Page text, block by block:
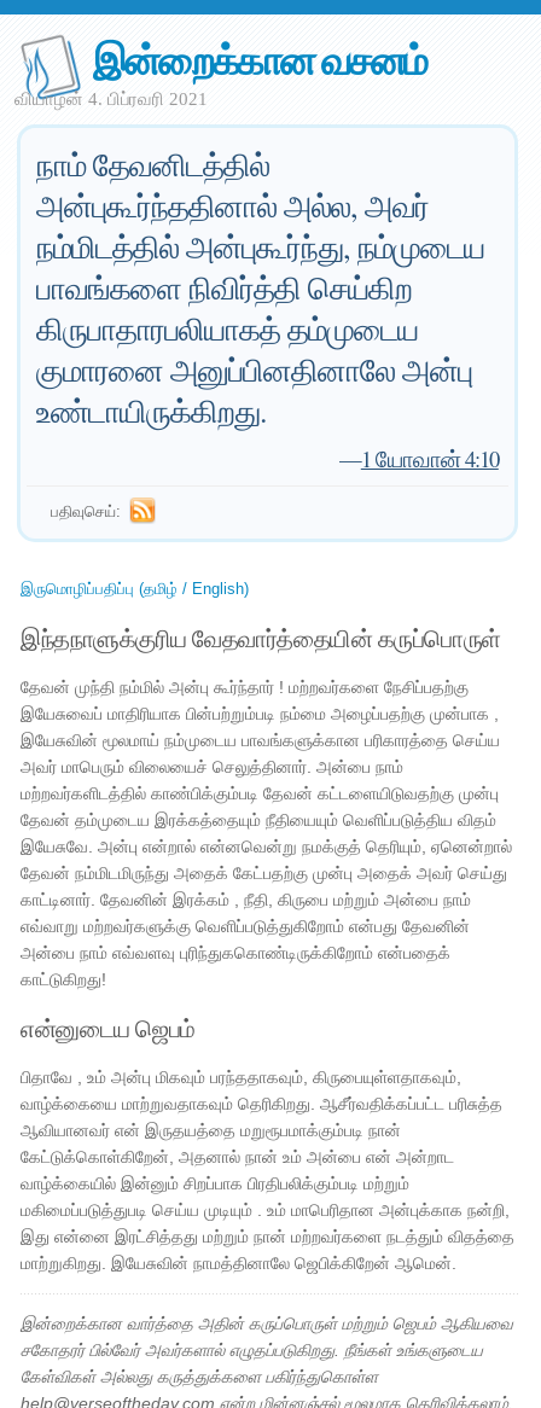
இன்றைக்கான வசனம்
வியாழன் 4. பிப்ரவரி 2021
நாம் தேவனிடத்தில்
அன்புகூர்ந்ததினால் அல்ல, அவர்
நம்மிடத்தில் அன்புகூர்ந்து, நம்முடைய
பாவங்களை நிவிர்த்தி செய்கிற
கிருபாதாரபலியாகத் தம்முடைய
குமாரனை அனுப்பினதினாலே அன்பு
உண்டாயிருக்கிறது.
—1 யோவான் 4:10
பதிவுசெய்:
இருமொழிப்பதிப்பு (தமிழ் / English)
இந்தநாளுக்குரிய வேதவார்த்தையின் கருப்பொருள்
தேவன் முந்தி நம்மில் அன்பு கூர்ந்தார் ! மற்றவர்களை நேசிப்பதற்கு
இயேசுவைப் மாதிரியாக பின்பற்றும்படி நம்மை அழைப்பதற்கு முன்பாக ,
இயேசுவின் மூலமாய் நம்முடைய பாவங்களுக்கான பரிகாரத்தை செய்ய
அவர் மாபெரும் விலையைச் செலுத்தினார். அன்பை நாம்
மற்றவர்களிடத்தில் காண்பிக்கும்படி தேவன் கட்டளையிடுவதற்கு முன்பு
தேவன் தம்முடைய இரக்கத்தையும் நீதியையும் வெளிப்படுத்திய விதம்
இயேசுவே. அன்பு என்றால் என்னவென்று நமக்குத் தெரியும், ஏனென்றால்
தேவன் நம்மிடமிருந்து அதைக் கேட்பதற்கு முன்பு அதைக் அவர் செய்து
காட்டினார். தேவனின் இரக்கம் , நீதி, கிருபை மற்றும் அன்பை நாம்
எவ்வாறு மற்றவர்களுக்கு வெளிப்படுத்துகிறோம் என்பது தேவனின்
அன்பை நாம் எவ்வளவு புரிந்துககொண்டிருக்கிறோம் என்பதைக்
காட்டுகிறது!
என்னுடைய ஜெபம்
பிதாவே , உம் அன்பு மிகவும் பரந்ததாகவும், கிருபையுள்ளதாகவும்,
வாழ்க்கையை மாற்றுவதாகவும் தெரிகிறது. ஆசீர்வதிக்கப்பட்ட பரிசுத்த
ஆவியானவர் என் இருதயத்தை மறுரூபமாக்கும்படி நான்
கேட்டுக்கொள்கிறேன், அதனால் நான் உம் அன்பை என் அன்றாட
வாழ்க்கையில் இன்னும் சிறப்பாக பிரதிபலிக்கும்படி மற்றும்
மகிமைப்படுத்துபடி செய்ய முடியும் . உம் மாபெரிதான அன்புக்காக நன்றி,
இது என்னை இரட்சித்தது மற்றும் நான் மற்றவர்களை நடத்தும் விதத்தை
மாற்றுகிறது. இயேசுவின் நாமத்தினாலே ஜெபிக்கிறேன் ஆமென்.
இன்றைக்கான வார்த்தை அதின் கருப்பொருள் மற்றும் ஜெபம் ஆகியவை
சகோதரர் பில்வேர் அவர்களால் எழுதப்படுகிறது. நீங்கள் உங்களுடைய
கேள்விகள் அல்லது கருத்துக்களை பகிர்ந்துகொள்ள
help@verseoftheday.com என்ற மின்னஞ்சல் மூலமாக தெரிவிக்கலாம்.